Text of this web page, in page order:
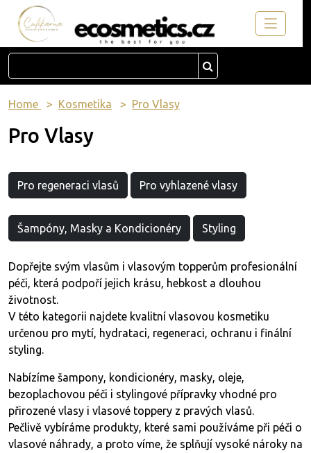
Home Kosmetika Pro Vlasy
Pro Vlasy
Pro regeneraci vlasů Pro vyhlazené vlasy
Šampóny, Masky a Kondicionéry Styling
Dopřejte svým vlasům i vlasovým topperům profesionální
péči, která podpoří jejich krásu, hebkost a dlouhou
životnost.
V této kategorii najdete kvalitní vlasovou kosmetiku
určenou pro mytí, hydrataci, regeneraci, ochranu i finální
styling.
Nabízíme šampony, kondicionéry, masky, oleje,
bezoplachovou péči i stylingové přípravky vhodné pro
přirozené vlasy i vlasové toppery z pravých vlasů.
Pečlivě vybíráme produkty, které sami používáme při péči o
vlasové náhrady, a proto víme, že splňují vysoké nároky na